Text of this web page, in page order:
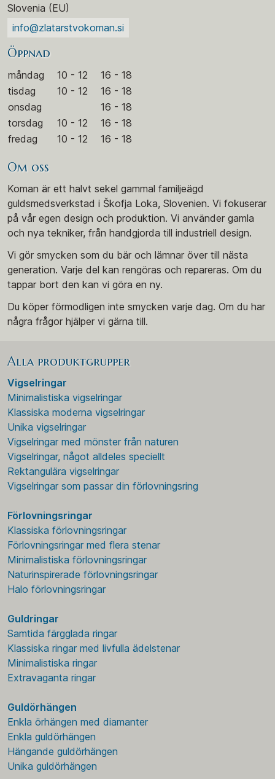
Slovenia (EU)
info@zlatarstvokoman.si
Öppnad
måndag 10 - 12
16 - 18
tisdag
10 - 12
16 - 18
onsdag
16 - 18
torsdag
10 - 12
16 - 18
fredag
10 - 12 16 - 18
Om oss
Koman är ett halvt sekel gammal familjeägd
guldsmedsverkstad i Škofja Loka, Slovenien. Vi fokuserar
på vår egen design och produktion. Vi använder gamla
och nya tekniker, från handgjorda till industriell design.
Vi gör smycken som du bär och lämnar över till nästa
generation. Varje del kan rengöras och repareras. Om du
tappar bort den kan vi göra en ny.
Du köper förmodligen inte smycken varje dag. Om du har
några frågor hjälper vi gärna till.
Alla produktgrupper
Vigselringar
Minimalistiska vigselringar
Klassiska moderna vigselringar
Unika vigselringar
Vigselringar med mönster från naturen
Vigselringar, något alldeles speciellt
Rektangulära vigselringar
Vigselringar som passar din förlovningsring
Förlovningsringar
Klassiska förlovningsringar
Förlovningsringar med flera stenar
Minimalistiska förlovningsringar
Naturinspirerade förlovningsringar
Halo förlovningsringar
Guldringar
Samtida färgglada ringar
Klassiska ringar med livfulla ädelstenar
Minimalistiska ringar
Extravaganta ringar
Guldörhängen
Enkla örhängen med diamanter
Enkla guldörhängen
Hängande guldörhängen
Unika guldörhängen